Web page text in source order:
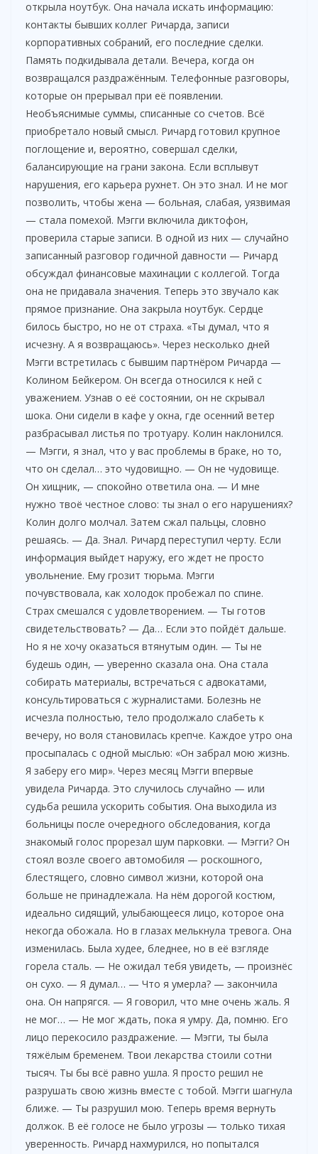
открыла ноутбук. Она начала искать информацию:
контакты бывших коллег Ричарда, записи
корпоративных собраний, его последние сделки.
Память подкидывала детали. Вечера, когда он
возвращался раздражённым. Телефонные разговоры,
которые он прерывал при её появлении.
Необъяснимые суммы, списанные со счетов. Всё
приобретало новый смысл. Ричард готовил крупное
поглощение и, вероятно, совершал сделки,
балансирующие на грани закона. Если всплывут
нарушения, его карьера рухнет. Он это знал. И не мог
позволить, чтобы жена — больная, слабая, уязвимая
— стала помехой. Мэгги включила диктофон,
проверила старые записи. В одной из них — случайно
записанный разговор годичной давности — Ричард
обсуждал финансовые махинации с коллегой. Тогда
она не придавала значения. Теперь это звучало как
прямое признание. Она закрыла ноутбук. Сердце
билось быстро, но не от страха. «Ты думал, что я
исчезну. А я возвращаюсь». Через несколько дней
Мэгги встретилась с бывшим партнёром Ричарда —
Колином Бейкером. Он всегда относился к ней с
уважением. Узнав о её состоянии, он не скрывал
шока. Они сидели в кафе у окна, где осенний ветер
разбрасывал листья по тротуару. Колин наклонился.
— Мэгги, я знал, что у вас проблемы в браке, но то,
что он сделал… это чудовищно. — Он не чудовище.
Он хищник, — спокойно ответила она. — И мне
нужно твоё честное слово: ты знал о его нарушениях?
Колин долго молчал. Затем сжал пальцы, словно
решаясь. — Да. Знал. Ричард переступил черту. Если
информация выйдет наружу, его ждет не просто
увольнение. Ему грозит тюрьма. Мэгги
почувствовала, как холодок пробежал по спине.
Страх смешался с удовлетворением. — Ты готов
свидетельствовать? — Да… Если это пойдёт дальше.
Но я не хочу оказаться втянутым один. — Ты не
будешь один, — уверенно сказала она. Она стала
собирать материалы, встречаться с адвокатами,
консультироваться с журналистами. Болезнь не
исчезла полностью, тело продолжало слабеть к
вечеру, но воля становилась крепче. Каждое утро она
просыпалась с одной мыслью: «Он забрал мою жизнь.
Я заберу его мир». Через месяц Мэгги впервые
увидела Ричарда. Это случилось случайно — или
судьба решила ускорить события. Она выходила из
больницы после очередного обследования, когда
знакомый голос прорезал шум парковки. — Мэгги? Он
стоял возле своего автомобиля — роскошного,
блестящего, словно символ жизни, которой она
больше не принадлежала. На нём дорогой костюм,
идеально сидящий, улыбающееся лицо, которое она
некогда обожала. Но в глазах мелькнула тревога. Она
изменилась. Была худее, бледнее, но в её взгляде
горела сталь. — Не ожидал тебя увидеть, — произнёс
он сухо. — Я думал… — Что я умерла? — закончила
она. Он напрягся. — Я говорил, что мне очень жаль. Я
не мог… — Не мог ждать, пока я умру. Да, помню. Его
лицо перекосило раздражение. — Мэгги, ты была
тяжёлым бременем. Твои лекарства стоили сотни
тысяч. Ты бы всё равно ушла. Я просто решил не
разрушать свою жизнь вместе с тобой. Мэгги шагнула
ближе. — Ты разрушил мою. Теперь время вернуть
должок. В её голосе не было угрозы — только тихая
уверенность. Ричард нахмурился, но попытался